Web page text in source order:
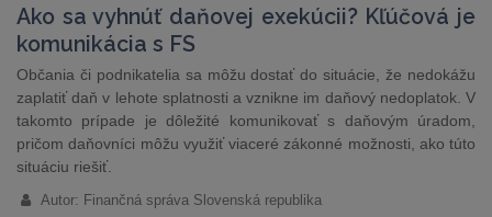
Ako sa vyhnúť daňovej exekúcii? Kľúčová je
komunikácia s FS
Občania či podnikatelia sa môžu dostať do situácie, že nedokážu
zaplatiť daň v lehote splatnosti a vznikne im daňový nedoplatok. V
takomto prípade je dôležité komunikovať s daňovým úradom,
pričom daňovníci môžu využiť viaceré zákonné možnosti, ako túto
situáciu riešiť.
Autor: Finančná správa Slovenská republika